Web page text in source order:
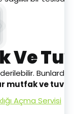
Ve
mutfak ve